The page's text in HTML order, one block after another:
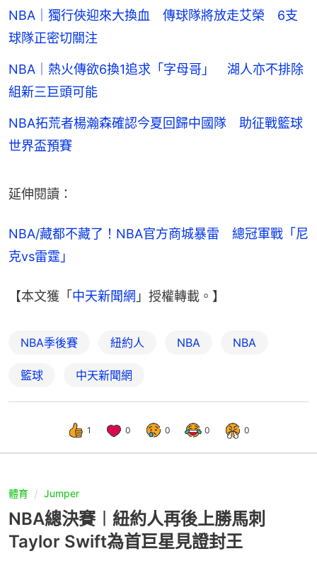
NBA｜獨行俠迎來大換血 傳球隊將放走艾榮 6支
球隊正密切關注
NBA｜熱火傳欲6換1追求「字母哥」 湖人亦不排除
組新三巨頭可能
NBA拓荒者楊瀚森確認今夏回歸中國隊 助征戰籃球
世界盃預賽
延伸閱讀：
NBA/藏都不藏了！NBA官方商城暴雷　總冠軍戰「尼
克vs雷霆」
【本文獲「中天新聞網 」授權轉載。】
NBA季後賽 紐約人 NBA NBA
籃球 中天新聞網
1 0 0 0 0
體育 Jumper
NBA總決賽︱紐約人再後上勝馬刺
Taylor Swift為首巨星見證封王